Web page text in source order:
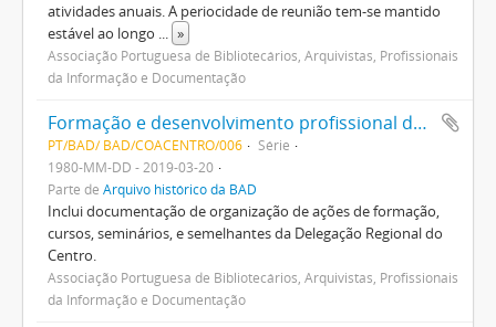
atividades anuais. A periocidade de reunião tem-se mantido
estável ao longo ... »
Associação Portuguesa de Bibliotecários, Arquivistas, Profissionais
da Informação e Documentação
Formação e desenvolvimento profissional da Delegação Regional do Centro
PT/BAD/ BAD/COACENTRO/006
Série
1980-MM-DD - 2019-03-20
Parte de Arquivo histórico da BAD
Inclui documentação de organização de ações de formação,
cursos, seminários, e semelhantes da Delegação Regional do
Centro.
Associação Portuguesa de Bibliotecários, Arquivistas, Profissionais
da Informação e Documentação